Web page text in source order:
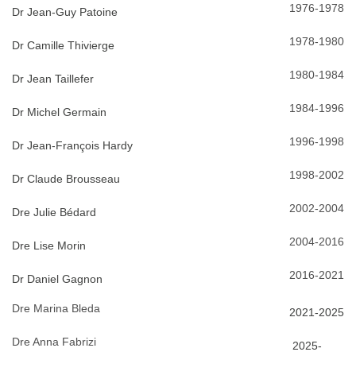
Dr Jean-Guy Patoine 1976-1978
Dr Camille Thivierge 1978-1980
Dr Jean Taillefer 1980-1984
Dr Michel Germain 1984-1996
Dr Jean-François Hardy 1996-1998
Dr Claude Brousseau 1998-2002
Dre Julie Bédard 2002-2004
Dre Lise Morin 2004-2016
Dr Daniel Gagnon 2016-2021
Dre Marina Bleda 2021-2025
Dre Anna Fabrizi 2025-